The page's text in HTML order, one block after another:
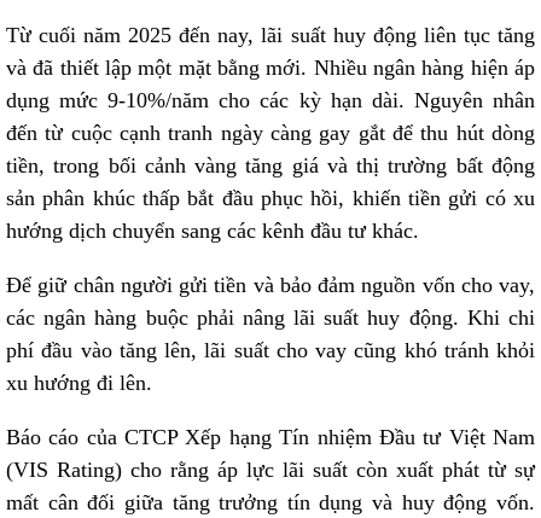
Từ cuối năm 2025 đến nay, lãi suất huy động liên tục tăng
và đã thiết lập một mặt bằng mới. Nhiều ngân hàng hiện áp
dụng mức 9-10%/năm cho các kỳ hạn dài. Nguyên nhân
đến từ cuộc cạnh tranh ngày càng gay gắt để thu hút dòng
tiền, trong bối cảnh vàng tăng giá và thị trường bất động
sản phân khúc thấp bắt đầu phục hồi, khiến tiền gửi có xu
hướng dịch chuyển sang các kênh đầu tư khác.
Để giữ chân người gửi tiền và bảo đảm nguồn vốn cho vay,
các ngân hàng buộc phải nâng lãi suất huy động. Khi chi
phí đầu vào tăng lên, lãi suất cho vay cũng khó tránh khỏi
xu hướng đi lên.
Báo cáo của CTCP Xếp hạng Tín nhiệm Đầu tư Việt Nam
(VIS Rating) cho rằng áp lực lãi suất còn xuất phát từ sự
mất cân đối giữa tăng trưởng tín dụng và huy động vốn.